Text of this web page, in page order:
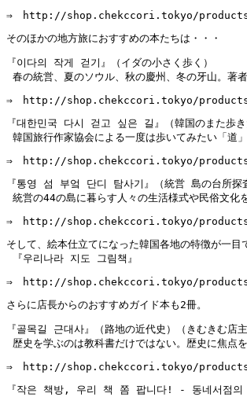
⇒　http://shop.chekccori.tokyo/
そのほかの地方旅におすすめの本たちは・・・
『이다의 작게 걷기』（イダの小さく歩く）
春の統営、夏のソウル、秋の慶州、冬の牙山。著
⇒　http://shop.chekccori.tokyo/
『대한민국 다시 걷고 싶은 길』（韓国のまた歩き
韓国旅行作家協会による一度は歩いてみたい「道」
⇒　http://shop.chekccori.tokyo/
『통영 섬 부엌 단디 탐사기』（統営 島の台所探
統営の44の島に暮らす人々の生活様式や民俗文化
⇒　http://shop.chekccori.tokyo/
そして、絵本仕立てになった韓国各地の特徴が一目
『우리나라 지도 그림책』
⇒　http://shop.chekccori.tokyo/
さらに店長からのおすすめガイド本も2冊。
『골목길 근대사』（路地の近代史）（きむきむ店主
歴史を学ぶのは教科書だけではない。歴史に焦点
⇒　http://shop.chekccori.tokyo/
『작은 책방, 우리 책 쫌 팝니다! - 동네서점의